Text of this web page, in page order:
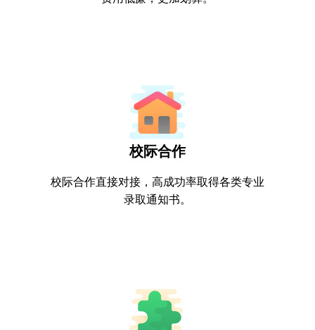
校际合作
校际合作直接对接，高成功率取得各类专业
录取通知书。